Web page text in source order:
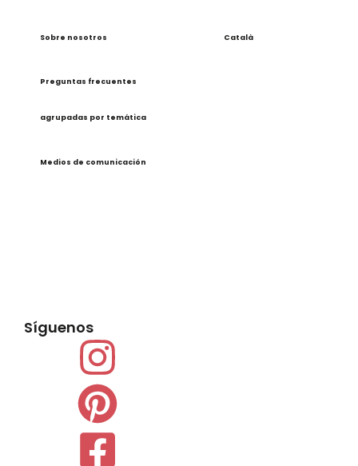
Sobre nosotros
Preguntas frecuentes
agrupadas por temática
Medios de comunicación
Català
Síguenos